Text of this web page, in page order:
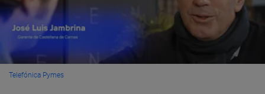
Telefónica Pymes